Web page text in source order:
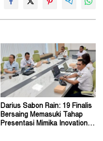
Darius Sabon Rain: 19 Finalis
Bersaing Memasuki Tahap
Presentasi Mimika Inovation